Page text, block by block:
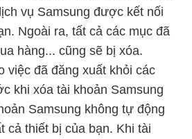
vụ Samsung được kết nối
Ngoài ra, tất cả các mục đã
hàng... cũng sẽ bị xóa.
việc đã đăng xuất khỏi các
khi xóa tài khoản Samsung
Samsung không tự động
cả thiết bị của bạn. Khi tài